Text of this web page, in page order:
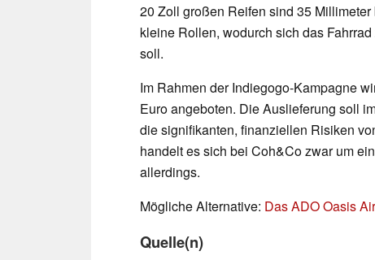
20 Zoll großen Reifen sind 35
kleine Rollen, wodurch sich das
soll.
Im Rahmen der Indiegogo-Kampagne
Euro angeboten. Die Auslieferung soll
die signifikanten, finanziellen Risiken
handelt es sich bei Coh&Co zwar um
allerdings.
Mögliche Alternative: Das ADO Oasis
Quelle(n)